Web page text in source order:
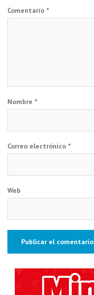
Comentario *
Nombre *
Correo electrónico *
Web